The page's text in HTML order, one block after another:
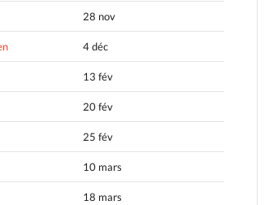
28 nov
4 déc
13 fév
20 fév
25 fév
10 mars
18 mars